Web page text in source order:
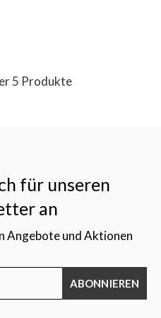
5 Produkte
für unseren
an
Angebote und Aktionen
ABONNIEREN